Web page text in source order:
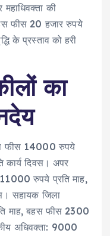
की
फीस 20 हजार रुपये
के प्रस्ताव को हरी
का
फीस 14000 रुपये
कार्य दिवस। अपर
रुपये प्रति माह,
सहायक जिला
माह, बहस फीस 2300
अधिवक्ता: 9000